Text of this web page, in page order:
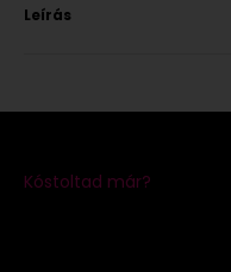
Leírás